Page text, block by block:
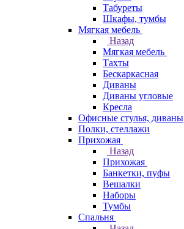
Табуреты
Шкафы, тумбы
Мягкая мебель
Назад
Мягкая мебель
Тахты
Бескаркасная
Диваны
Диваны угловые
Кресла
Офисные стулья, диваны
Полки, стеллажи
Прихожая
Назад
Прихожая
Банкетки, пуфы
Вешалки
Наборы
Тумбы
Спальня